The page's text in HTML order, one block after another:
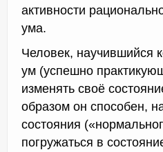
активности
ума.
Человек, научившийся
ум (успешно
изменять своё
образом он способен,
состояния
погружаться в